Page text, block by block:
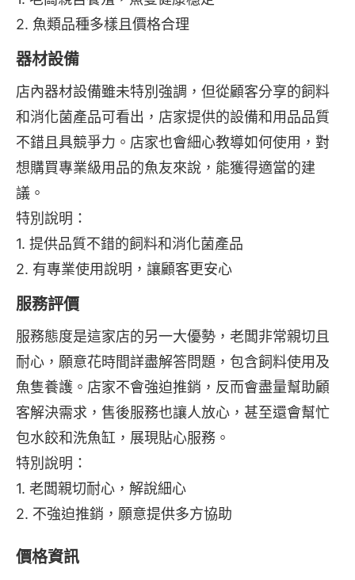
2. 魚類品種多樣且價格合理
器材設備
店內器材設備雖未特別強調，但從顧客分享的飼料
和消化菌產品可看出，店家提供的設備和用品品質
不錯且具競爭力。店家也會細心教導如何使用，對
想購買專業級用品的魚友來說，能獲得適當的建
議。
特別說明：
1. 提供品質不錯的飼料和消化菌產品
2. 有專業使用說明，讓顧客更安心
服務評價
服務態度是這家店的另一大優勢，老闆非常親切且
耐心，願意花時間詳盡解答問題，包含飼料使用及
魚隻養護。店家不會強迫推銷，反而會盡量幫助顧
客解決需求，售後服務也讓人放心，甚至還會幫忙
包水餃和洗魚缸，展現貼心服務。
特別說明：
1. 老闆親切耐心，解說細心
2. 不強迫推銷，願意提供多方協助
價格資訊